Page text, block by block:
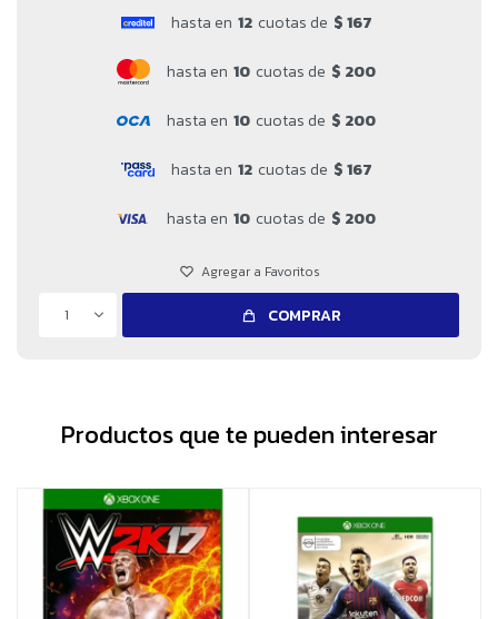
hasta en 12 cuotas de $ 167
hasta en 10 cuotas de $ 200
hasta en 10 cuotas de $ 200
hasta en 12 cuotas de $ 167
hasta en 10 cuotas de $ 200
1 COMPRAR
Productos que te pueden interesar